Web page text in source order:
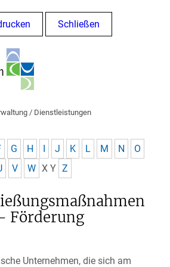
Schließen
/ Dienstleistungen
G H I J K L M N
O
V W X Y Z
Förderung
Unternehmen, die sich am